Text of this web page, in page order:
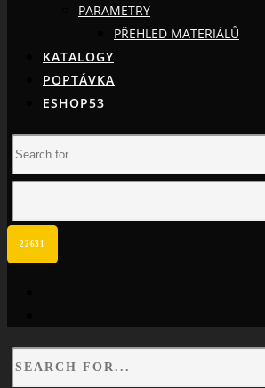
PARAMETRY
PŘEHLED MATERIÁLŮ
KATALOGY
POPTÁVKA
ESHOP53